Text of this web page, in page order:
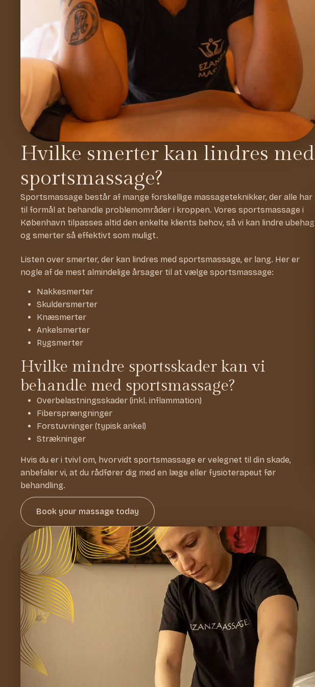
Hvilke smerter kan lindres med
sportsmassage?
Sportsmassage består af mange forskellige massageteknikker, der alle har
til formål at behandle problemområder i kroppen. Vores sportsmassage i
København tilpasses altid den enkelte klients behov, så vi kan lindre ubehag
og smerter så effektivt som muligt.
Listen over smerter, der kan lindres med sportsmassage, er lang. Her er
nogle af de mest almindelige årsager til at vælge sportsmassage:
Nakkesmerter
Skuldersmerter
Knæsmerter
Ankelsmerter
Rygsmerter
Hvilke mindre sportsskader kan vi
behandle med sportsmassage?
Overbelastningsskader (inkl. inflammation)
Fibersprængninger
Forstuvninger (typisk ankel)
Strækninger
Hvis du er i tvivl om, hvorvidt sportsmassage er velegnet til din skade,
anbefaler vi, at du rådfører dig med en læge eller fysioterapeut før
behandling.
Book your massage today